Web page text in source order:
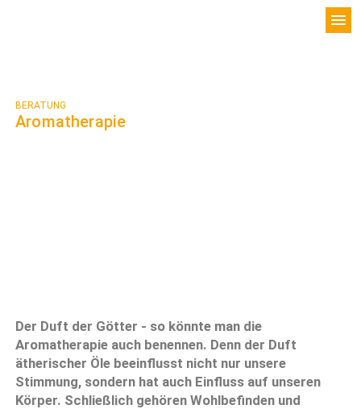
menu
BERATUNG
Aromatherapie
Der Duft der Götter - so könnte man die
Aromatherapie auch benennen. Denn der Duft
ätherischer Öle beeinflusst nicht nur unsere
Stimmung, sondern hat auch Einfluss auf unseren
Körper. Schließlich gehören Wohlbefinden und